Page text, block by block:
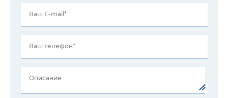
Ваш E-mail*
Ваш телефон*
Описание